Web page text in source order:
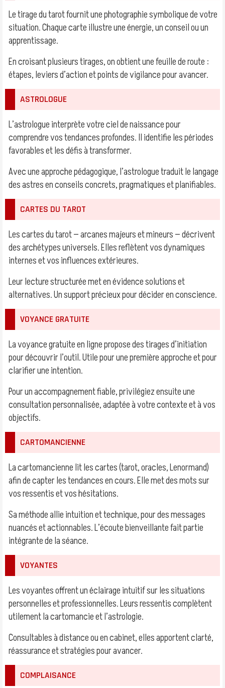
Le tirage du tarot fournit une photographie symbolique de votre
situation. Chaque carte illustre une énergie, un conseil ou un
apprentissage.
En croisant plusieurs tirages, on obtient une feuille de route :
étapes, leviers d’action et points de vigilance pour avancer.
ASTROLOGUE
L’astrologue interprète votre ciel de naissance pour
comprendre vos tendances profondes. Il identifie les périodes
favorables et les défis à transformer.
Avec une approche pédagogique, l’astrologue traduit le langage
des astres en conseils concrets, pragmatiques et planifiables.
CARTES DU TAROT
Les cartes du tarot — arcanes majeurs et mineurs — décrivent
des archétypes universels. Elles reflètent vos dynamiques
internes et vos influences extérieures.
Leur lecture structurée met en évidence solutions et
alternatives. Un support précieux pour décider en conscience.
VOYANCE GRATUITE
La voyance gratuite en ligne propose des tirages d’initiation
pour découvrir l’outil. Utile pour une première approche et pour
clarifier une intention.
Pour un accompagnement fiable, privilégiez ensuite une
consultation personnalisée, adaptée à votre contexte et à vos
objectifs.
CARTOMANCIENNE
La cartomancienne lit les cartes (tarot, oracles, Lenormand)
afin de capter les tendances en cours. Elle met des mots sur
vos ressentis et vos hésitations.
Sa méthode allie intuition et technique, pour des messages
nuancés et actionnables. L’écoute bienveillante fait partie
intégrante de la séance.
VOYANTES
Les voyantes offrent un éclairage intuitif sur les situations
personnelles et professionnelles. Leurs ressentis complètent
utilement la cartomancie et l’astrologie.
Consultables à distance ou en cabinet, elles apportent clarté,
réassurance et stratégies pour avancer.
COMPLAISANCE